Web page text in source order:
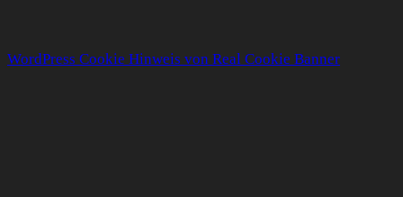
WordPress Cookie Hinweis von Real Cookie Banner